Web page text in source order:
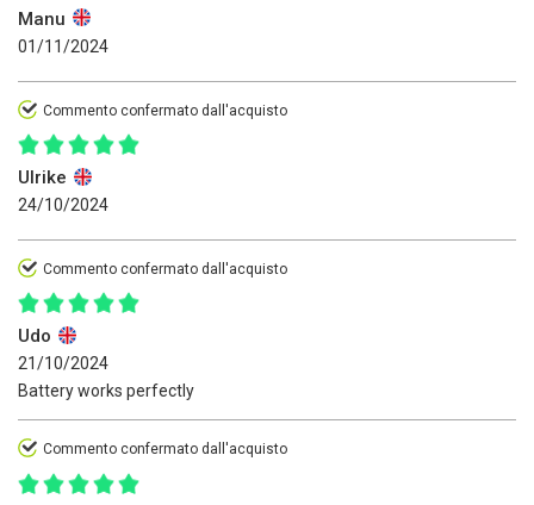
Manu
01/11/2024
Commento confermato dall'acquisto
Ulrike
24/10/2024
Commento confermato dall'acquisto
Udo
21/10/2024
Battery works perfectly
Commento confermato dall'acquisto